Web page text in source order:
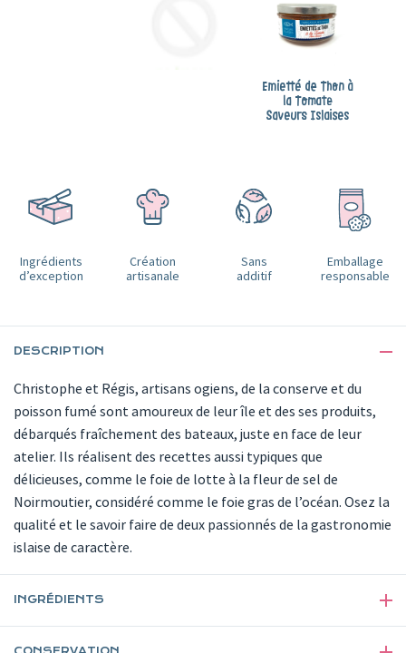
Emietté de Thon à
la Tomate
Saveurs Islaises
Ingrédients
d’exception
Création
artisanale
Sans
additif
Emballage
responsable
DESCRIPTION
Christophe et Régis, artisans ogiens, de la conserve et du
poisson fumé sont amoureux de leur île et des ses produits,
débarqués fraîchement des bateaux, juste en face de leur
atelier. Ils réalisent des recettes aussi typiques que
délicieuses, comme le foie de lotte à la fleur de sel de
Noirmoutier, considéré comme le foie gras de l’océan. Osez la
qualité et le savoir faire de deux passionnés de la gastronomie
islaise de caractère.
INGRÉDIENTS